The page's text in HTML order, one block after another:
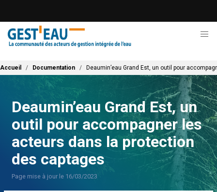
contenu
principal
Fil d'Ariane
Accueil Documentation Deaumin’eau Grand Est, un outil pour
Deaumin’eau Grand Est, un
outil pour accompagner les
acteurs dans la protection
des captages
Page mise à jour le 16/03/2023